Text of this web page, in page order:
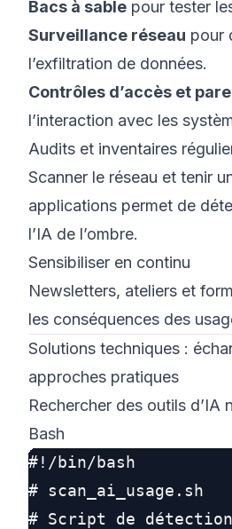
Bacs à sable pour tester
Surveillance réseau pour
l’exfiltration de données.
Contrôles d’accès et
l’interaction avec les
Audits et inventaires
Scanner le réseau et tenir
applications permet de
l’IA de l’ombre.
Sensibiliser en continu
Newsletters, ateliers et
les conséquences des
Solutions techniques :
approches pratiques
Rechercher des outils d’IA
Bash
#!/bin/bash
# scan_ai_usage.sh
# Script de